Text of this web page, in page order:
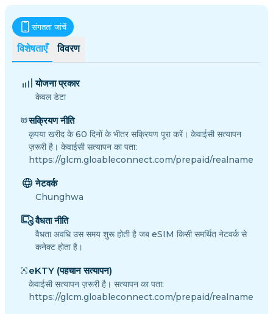
विशेषताएँ विवरण
संगतता जांचें
योजना प्रकार
केवल डेटा
सक्रियण नीति
कृपया खरीद के 60 दिनों के भीतर सक्रियण पूरा करें। केवाईसी सत्यापन
ज़रूरी है। केवाईसी सत्यापन का पता:
https://glcm.gloableconnect.com/prepaid/realname
नेटवर्क
Chunghwa
वैधता नीति
वैधता अवधि उस समय शुरू होती है जब eSIM किसी समर्थित नेटवर्क से
कनेक्ट होता है।
eKTY (पहचान सत्यापन)
केवाईसी सत्यापन ज़रूरी है। सत्यापन का पता:
https://glcm.gloableconnect.com/prepaid/realname